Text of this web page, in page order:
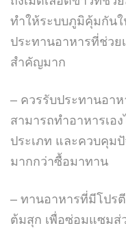
ทำให้ระบบภูมิคุ้มกัน
ประทานอาหารที่ช่วย
สำคัญมาก
– ควรรับประทานอา
สามารถทำอาหารเอ
ประเภท และควบคุม
มากกว่าซื้อมาทาน
– ทานอาหารที่มีโปร
ต้มสุก เพื่อซ่อมแซมส่